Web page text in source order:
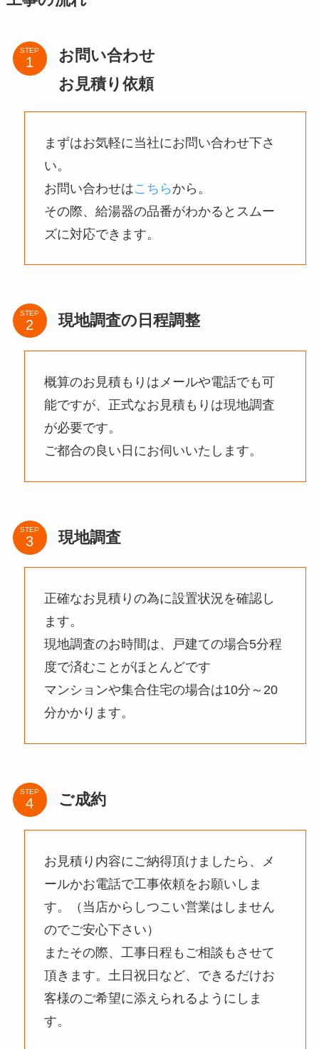
STEP
お問い合わせ
お見積り依頼
まずはお気軽に当社にお問い合わせ下さ
い。
お問い合わせはこちら から。
その際、給湯器の品番がわかるとスムー
ズに対応できます。
STEP 現地調査の日程調整
概算のお見積もりはメールや電話でも可
能ですが、正式なお見積もりは現地調査
が必要です。
ご都合の良い日にお伺いいたします。
STEP 現地調査
正確なお見積りの為に設置状況を確認し
ます。
現地調査のお時間は、戸建ての場合5分程
度で済むことがほとんどです
マンションや集合住宅の場合は10分～20
分かかります。
STEP ご成約
お見積り内容にご納得頂けましたら、メ
ールかお電話で工事依頼をお願いしま
す。（当店からしつこい営業はしません
のでご安心下さい）
またその際、工事日程もご相談もさせて
頂きます。土日祝日など、できるだけお
客様のご希望に添えられるようにしま
す。